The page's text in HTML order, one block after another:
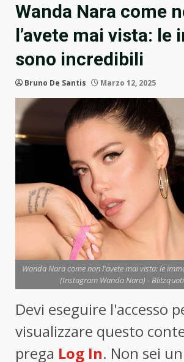
Wanda Nara come
l’avete mai vista: le
sono incredibili
Bruno De Santis Marzo 12, 2025
Wanda Nara come non l'avete mai vista: le
(Instagram Wanda Nara) -
Devi eseguire l'accesso
visualizzare questo
prega Log In. Non sei